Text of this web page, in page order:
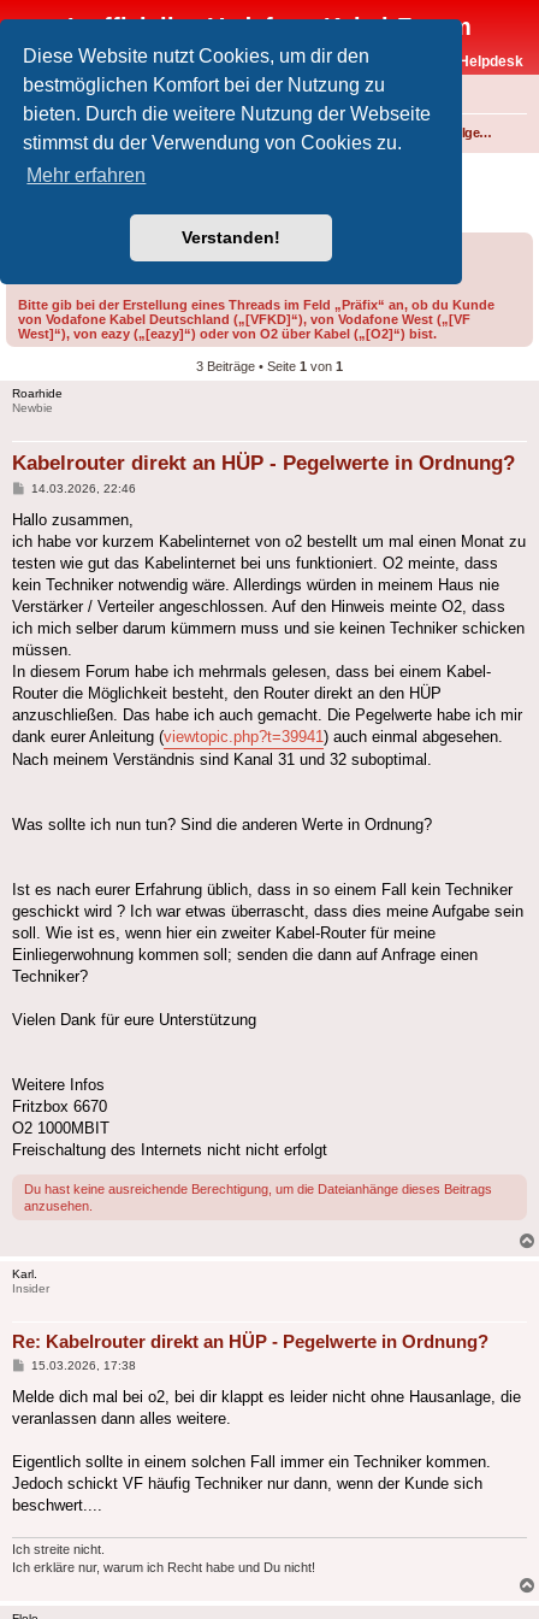
Diese Website nutzt Cookies, um dir den
bestmöglichen Komfort bei der Nutzung zu
bieten. Durch die weitere Nutzung der Webseite
stimmst du der Verwendung von Cookies zu.
Mehr erfahren
Verstanden!
Inoffizielles Vodafone-Kabel-Forum
Vodafone-Kabel-Helpdesk
FAQ
Foren-Übersicht Technik allgemein
Kabelrouter direkt an HÜP - Pegelwerte in
Bitte gib bei der Erstellung eines Threads im Feld „Präfix“ an, ob du Kunde
von Vodafone Kabel Deutschland („[VFKD]“), von Vodafone West („[VF
West]“), von eazy („[eazy]“) oder von O2 über Kabel („[O2]“) bist.
3 Beiträge • Seite 1 von 1
Roarhide
Newbie
Kabelrouter direkt an HÜP - Pegelwerte in Ordnung?
Beitrag
14.03.2026, 22:46
Hallo zusammen,
ich habe vor kurzem Kabelinternet von o2 bestellt um mal einen Monat zu
testen wie gut das Kabelinternet bei uns funktioniert. O2 meinte, dass
kein Techniker notwendig wäre. Allerdings würden in meinem Haus nie
Verstärker / Verteiler angeschlossen. Auf den Hinweis meinte O2, dass
ich mich selber darum kümmern muss und sie keinen Techniker schicken
müssen.
In diesem Forum habe ich mehrmals gelesen, dass bei einem Kabel-
Router die Möglichkeit besteht, den Router direkt an den HÜP
anzuschließen. Das habe ich auch gemacht. Die Pegelwerte habe ich mir
dank eurer Anleitung (viewtopic.php?t=39941) auch einmal abgesehen.
Nach meinem Verständnis sind Kanal 31 und 32 suboptimal.
Was sollte ich nun tun? Sind die anderen Werte in Ordnung?
Ist es nach eurer Erfahrung üblich, dass in so einem Fall kein Techniker
geschickt wird ? Ich war etwas überrascht, dass dies meine Aufgabe sein
soll. Wie ist es, wenn hier ein zweiter Kabel-Router für meine
Einliegerwohnung kommen soll; senden die dann auf Anfrage einen
Techniker?
Vielen Dank für eure Unterstützung
Weitere Infos
Fritzbox 6670
O2 1000MBIT
Freischaltung des Internets nicht nicht erfolgt
Du hast keine ausreichende Berechtigung, um die Dateianhänge dieses Beitrags
anzusehen.
Karl.
Insider
Re: Kabelrouter direkt an HÜP - Pegelwerte in Ordnung?
Beitrag
15.03.2026, 17:38
Melde dich mal bei o2, bei dir klappt es leider nicht ohne Hausanlage, die
veranlassen dann alles weitere.
Eigentlich sollte in einem solchen Fall immer ein Techniker kommen.
Jedoch schickt VF häufig Techniker nur dann, wenn der Kunde sich
beschwert....
Ich streite nicht.
Ich erkläre nur, warum ich Recht habe und Du nicht!